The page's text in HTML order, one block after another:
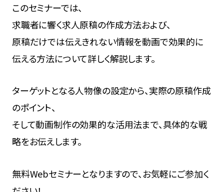
このセミナーでは、
求職者に響く求人原稿の作成方法および、
原稿だけでは伝えきれない情報を動画で効果的に
伝える方法について詳しく解説します。
ターゲットとなる人物像の設定から、実際の原稿作成
のポイント、
そして動画制作の効果的な活用法まで、具体的な戦
略をお伝えします。
無料Webセミナーとなりますので、お気軽にご参加く